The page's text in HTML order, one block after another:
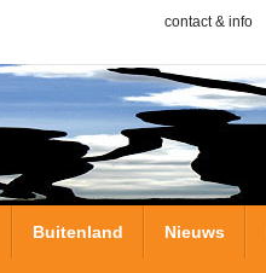
contact & info
Buitenland Nieuws